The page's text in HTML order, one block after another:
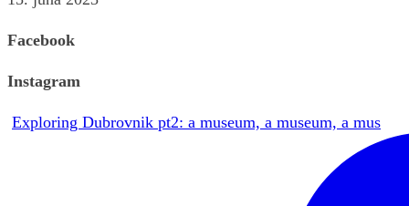
Facebook
Instagram
Exploring Dubrovnik pt2: a museum, a museum, a mus